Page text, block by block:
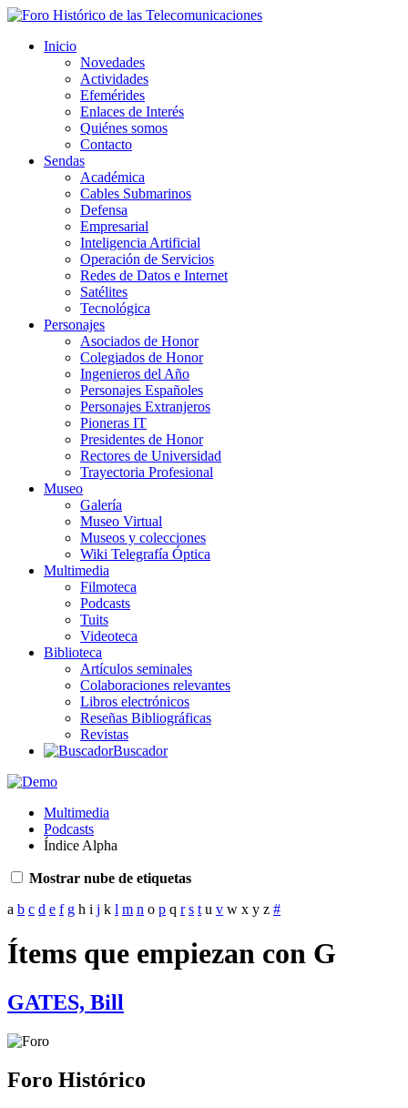
Inicio
Novedades
Actividades
Efemérides
Enlaces de Interés
Quiénes somos
Contacto
Sendas
Académica
Cables Submarinos
Defensa
Empresarial
Inteligencia Artificial
Operación de Servicios
Redes de Datos e Internet
Satélites
Tecnológica
Personajes
Asociados de Honor
Colegiados de Honor
Ingenieros del Año
Personajes Españoles
Personajes Extranjeros
Pioneras IT
Presidentes de Honor
Rectores de Universidad
Trayectoria Profesional
Museo
Galería
Museo Virtual
Museos y colecciones
Wiki Telegrafía Óptica
Multimedia
Filmoteca
Podcasts
Tuits
Videoteca
Biblioteca
Artículos seminales
Colaboraciones relevantes
Libros electrónicos
Reseñas Bibliográficas
Revistas
Buscador
Multimedia
Podcasts
Índice Alpha
Mostrar nube de etiquetas
a b c d e f g h i j k l m n o p q r s t u v w x y z #
Ítems que empiezan con G
GATES, Bill
Foro Histórico